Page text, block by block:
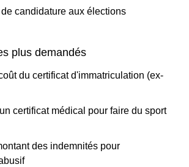
candidature aux élections
plus demandés
du certificat d'immatriculation (ex-
certificat médical pour faire du sport
des indemnités pour